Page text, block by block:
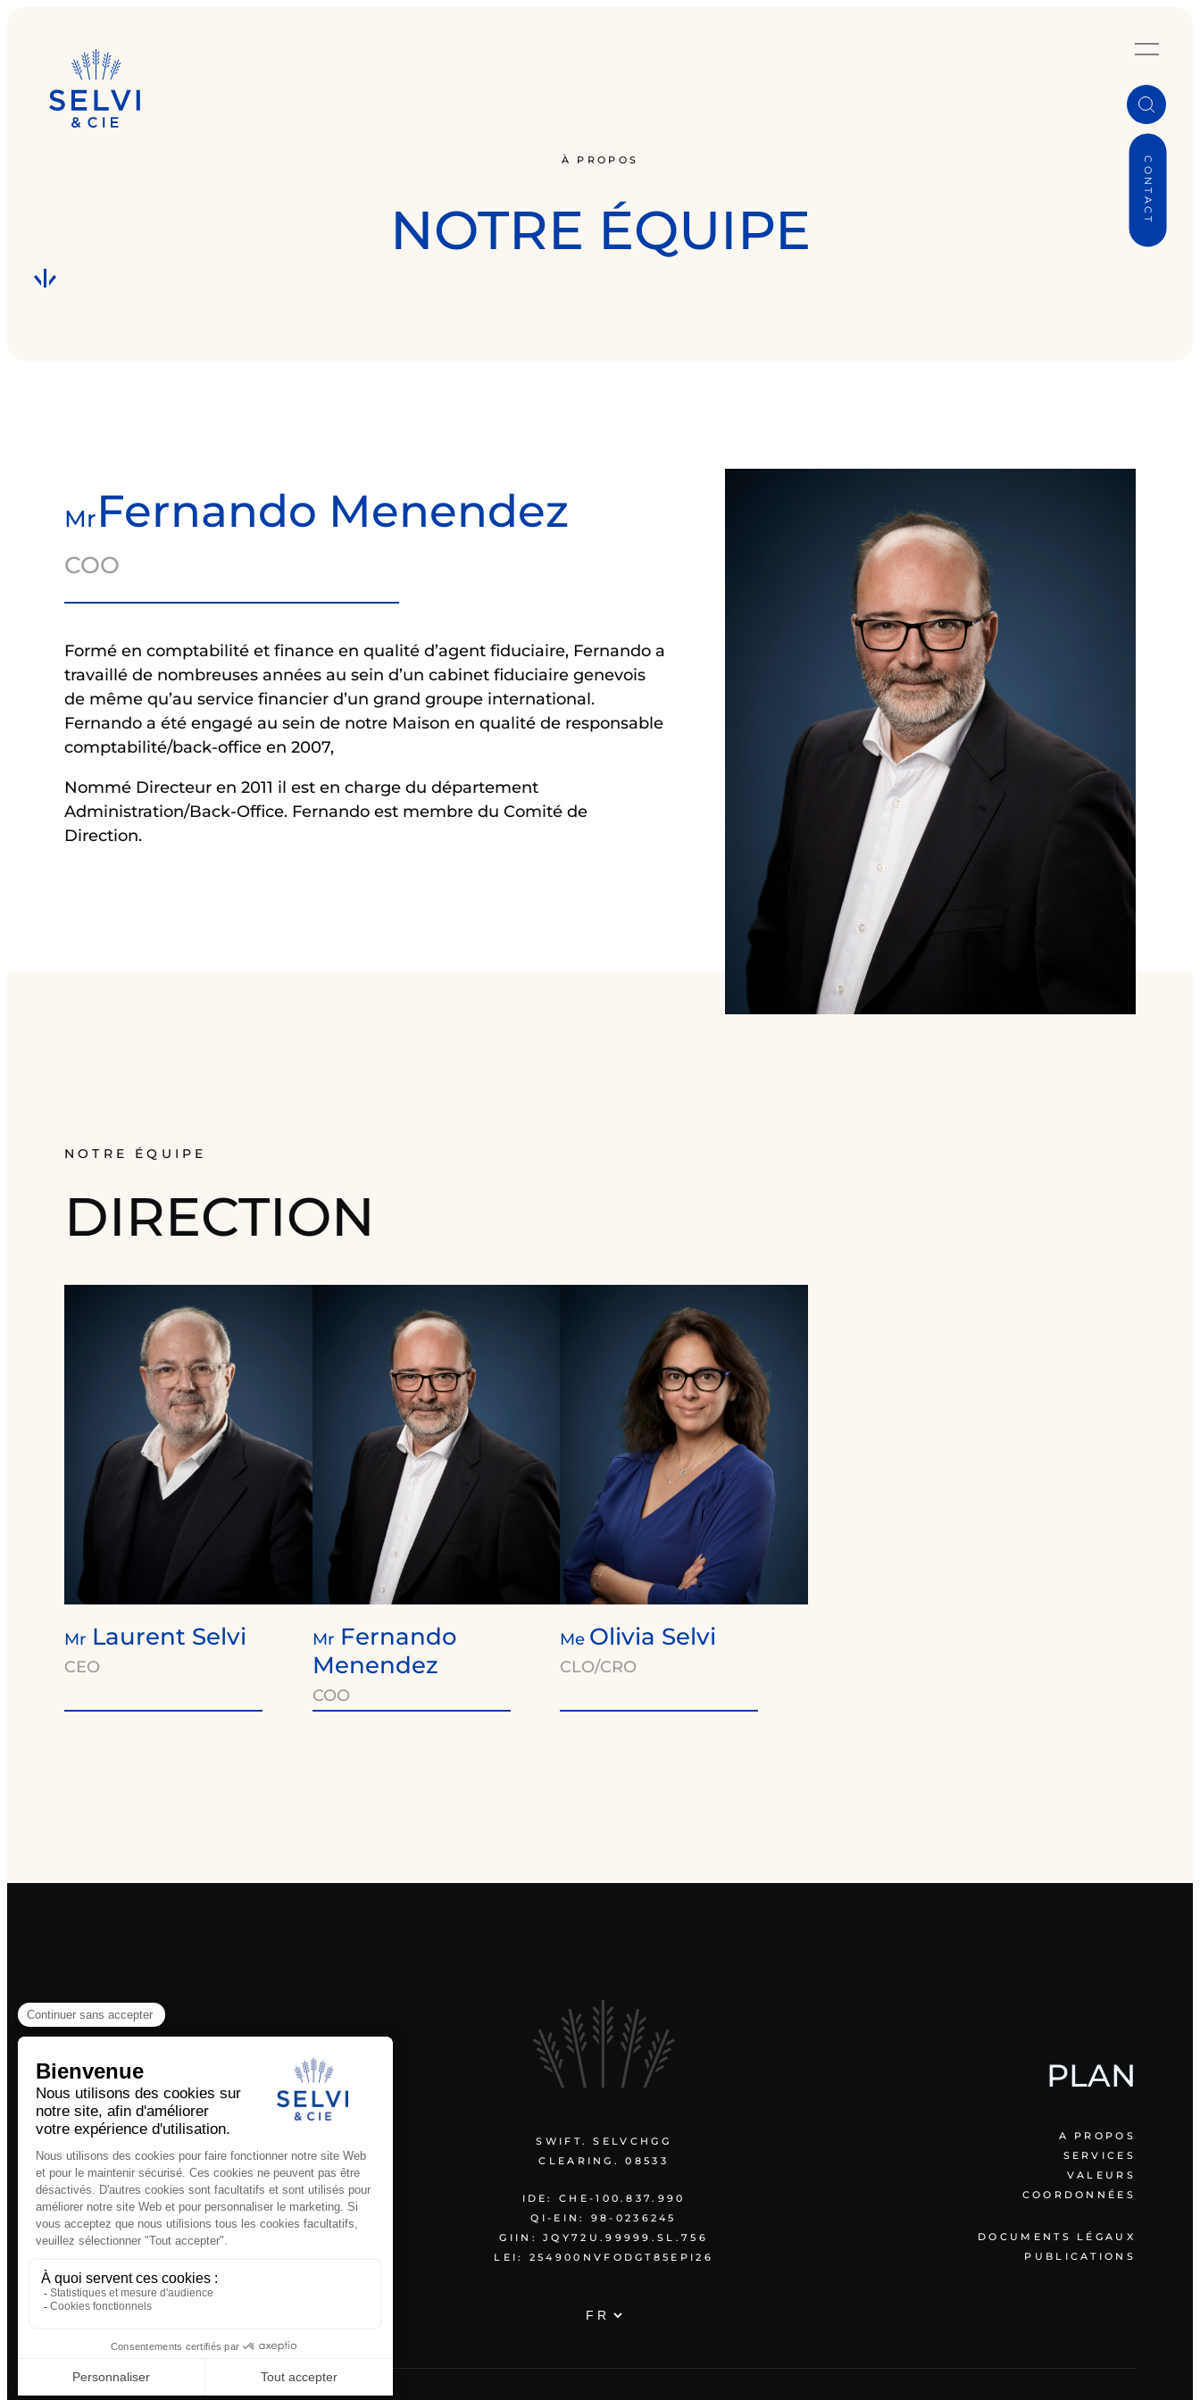
CONTACT
À PROPOS
NOTRE ÉQUIPE
MrFernando Menendez
COO
Formé en comptabilité et finance en qualité d’agent fiduciaire, Fernando a
travaillé de nombreuses années au sein d’un cabinet fiduciaire genevois
de même qu’au service financier d’un grand groupe international.
Fernando a été engagé au sein de notre Maison en qualité de responsable
comptabilité/back-office en 2007,
Nommé Directeur en 2011 il est en charge du département
Administration/Back-Office. Fernando est membre du Comité de
Direction.
NOTRE ÉQUIPE
DIRECTION
Mr Laurent Selvi
CEO
MrFernando
Menendez
COO
Me Olivia Selvi
CLO/CRO
SELVI & CIE SA
RUE DU GRÜTLI 4
1204 GENÈVE, SUISSE
T. +41 22 318 88 00
F. +41 22 310 95 62
E. INFO@SELVI.CH
SWIFT. SELVCHGG
CLEARING. 08533
IDE: CHE-100.837.990
QI-EIN: 98-0236245
GIIN: JQY72U.99999.SL.756
LEI: 254900NVFODGT85EPI26
PLAN
A PROPOS
SERVICES
VALEURS
COORDONNÉES
DOCUMENTS LÉGAUX
PUBLICATIONS